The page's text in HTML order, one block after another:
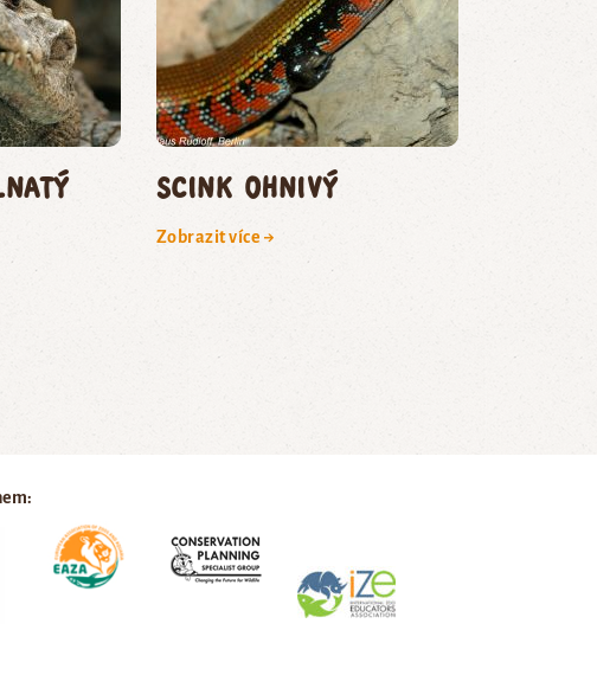
scink ohnivý
Zobrazit více →